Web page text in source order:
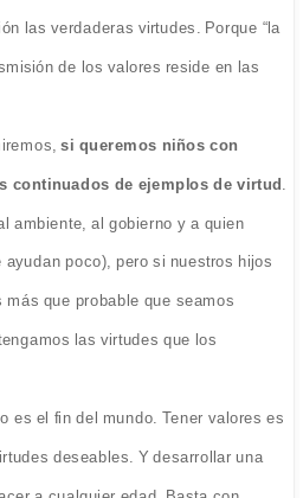
las verdaderas virtudes. Porque “la
de los valores reside en las
si queremos niños con
continuados de ejemplos de virtud
ambiente, al gobierno y a quien
poco), pero si nuestros hijos
que probable que seamos
las virtudes que los
es el fin del mundo. Tener valores es
deseables. Y desarrollar una